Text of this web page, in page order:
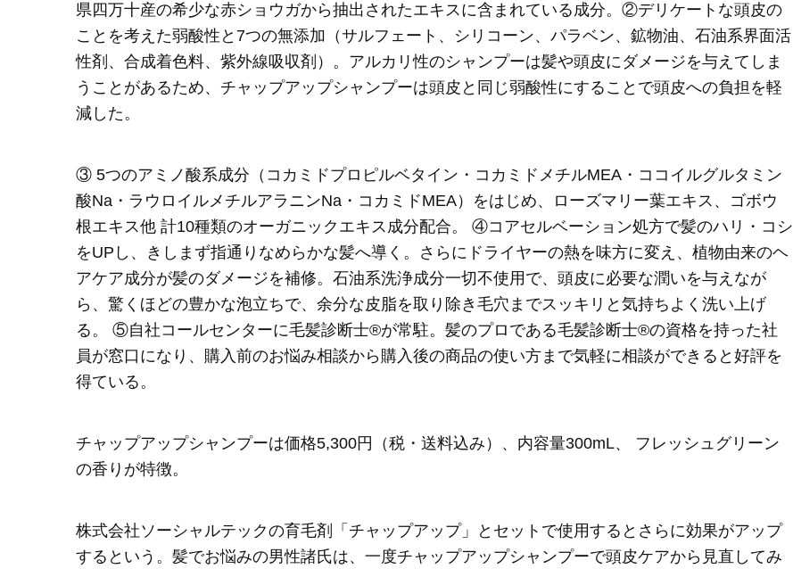
県四万十産の希少な赤ショウガから抽出されたエキスに含まれている成分。②デリケートな頭皮の
ことを考えた弱酸性と7つの無添加（サルフェート、シリコーン、パラベン、鉱物油、石油系界面活
性剤、合成着色料、紫外線吸収剤）。アルカリ性のシャンプーは髪や頭皮にダメージを与えてしま
うことがあるため、チャップアップシャンプーは頭皮と同じ弱酸性にすることで頭皮への負担を軽
減した。
③ 5つのアミノ酸系成分（コカミドプロピルベタイン・コカミドメチルMEA・ココイルグルタミン
酸Na・ラウロイルメチルアラニンNa・コカミドMEA）をはじめ、ローズマリー葉エキス、ゴボウ
根エキス他 計10種類のオーガニックエキス成分配合。 ④コアセルベーション処方で髪のハリ・コシ
をUPし、きしまず指通りなめらかな髪へ導く。さらにドライヤーの熱を味方に変え、植物由来のヘ
アケア成分が髪のダメージを補修。石油系洗浄成分一切不使用で、頭皮に必要な潤いを与えなが
ら、驚くほどの豊かな泡立ちで、余分な皮脂を取り除き毛穴までスッキリと気持ちよく洗い上げ
る。 ⑤自社コールセンターに毛髪診断士®が常駐。髪のプロである毛髪診断士®の資格を持った社
員が窓口になり、購入前のお悩み相談から購入後の商品の使い方まで気軽に相談ができると好評を
得ている。
チャップアップシャンプーは価格5,300円（税・送料込み）、内容量300mL、 フレッシュグリーン
の香りが特徴。
株式会社ソーシャルテックの育毛剤「チャップアップ」とセットで使用するとさらに効果がアップ
するという。髪でお悩みの男性諸氏は、一度チャップアップシャンプーで頭皮ケアから見直してみ